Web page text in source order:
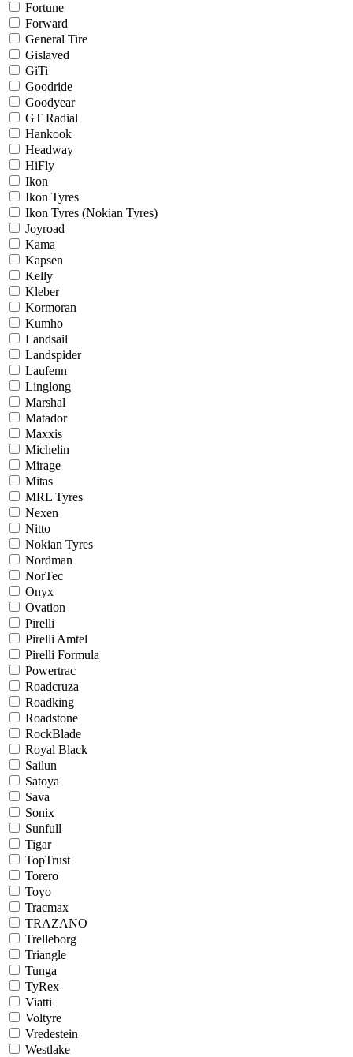
Fortune
Forward
General Tire
Gislaved
GiTi
Goodride
Goodyear
GT Radial
Hankook
Headway
HiFly
Ikon
Ikon Tyres
Ikon Tyres (Nokian Tyres)
Joyroad
Kama
Kapsen
Kelly
Kleber
Kormoran
Kumho
Landsail
Landspider
Laufenn
Linglong
Marshal
Matador
Maxxis
Michelin
Mirage
Mitas
MRL Tyres
Nexen
Nitto
Nokian Tyres
Nordman
NorTec
Onyx
Ovation
Pirelli
Pirelli Amtel
Pirelli Formula
Powertrac
Roadcruza
Roadking
Roadstone
RockBlade
Royal Black
Sailun
Satoya
Sava
Sonix
Sunfull
Tigar
TopTrust
Torero
Toyo
Tracmax
TRAZANO
Trelleborg
Triangle
Tunga
TyRex
Viatti
Voltyre
Vredestein
Westlake